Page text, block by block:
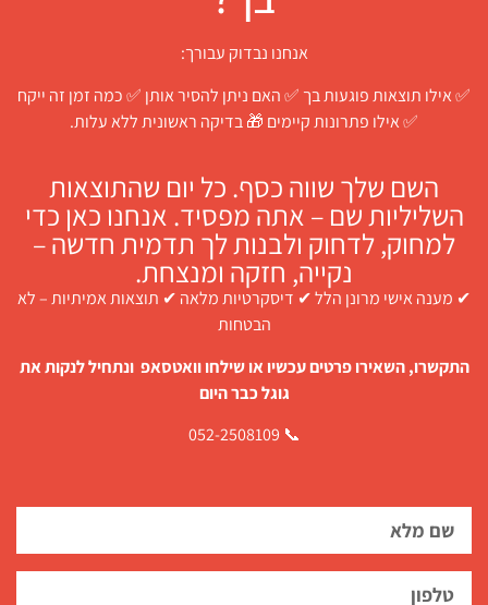
אנחנו נבדוק עבורך:
✅ אילו תוצאות פוגעות בך ✅ האם ניתן להסיר אותן ✅ כמה זמן זה ייקח
✅ אילו פתרונות קיימים 🎁 בדיקה ראשונית ללא עלות.
השם שלך שווה כסף. כל יום שהתוצאות
השליליות שם – אתה מפסיד. אנחנו כאן כדי
למחוק, לדחוק ולבנות לך תדמית חדשה –
נקייה, חזקה ומנצחת.
✔ מענה אישי מרונן הלל ✔ דיסקרטיות מלאה ✔ תוצאות אמיתיות – לא
הבטחות
התקשרו, השאירו פרטים עכשיו או שילחו וואטסאפ ונתחיל לנקות את
גוגל כבר היום
📞 052-2508109